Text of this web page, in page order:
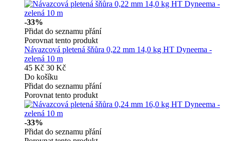
-33%
Přidat do seznamu přání
Porovnat tento produkt
Návazcová pletená šňůra 0,22 mm 14,0 kg HT Dyneema -
zelená 10 m
45 Kč 30 Kč
Do košíku
Přidat do seznamu přání
Porovnat tento produkt
-33%
Přidat do seznamu přání